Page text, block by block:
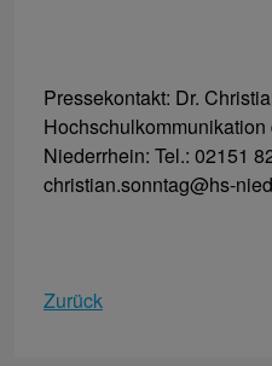
Pressekontakt: Dr.
Niederrhein: Tel.: 02151
christian.sonntag@hs-
Zurück